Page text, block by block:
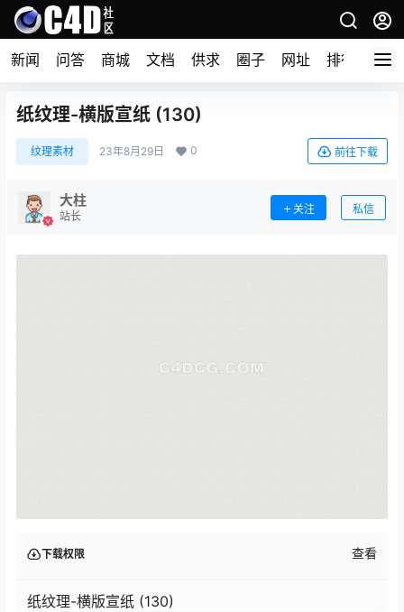
新闻 问答 商城 文档 供求 圈子 网址 排行榜
纸纹理-横版宣纸 (130)
纹理素材 23年8月29日 0 前往下载
大柱
站长
关注 私信
下载权限 查看
纸纹理-横版宣纸 (130)